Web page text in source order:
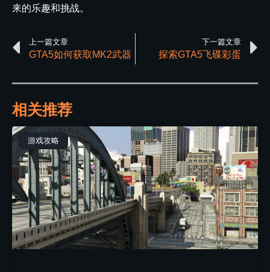
来的乐趣和挑战。
上一篇文章
GTA5如何获取MK2武器
下一篇文章
探索GTA5飞碟彩蛋
相关推荐
游戏攻略